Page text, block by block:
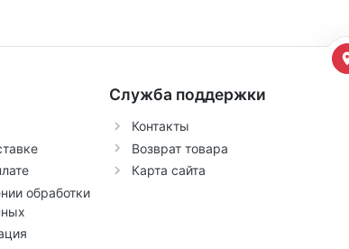
обработки
Служба поддержки
Контакты
Возврат товара
Карта сайта